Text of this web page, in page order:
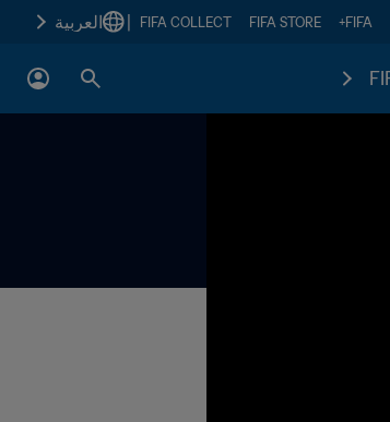
FIFA+
FIFA STORE
FIFA COLLECT العربية